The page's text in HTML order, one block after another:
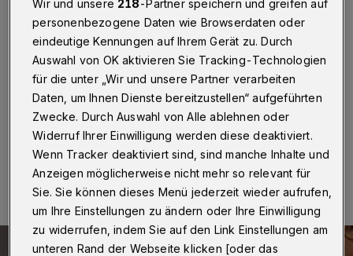
Wuppertal· Die Wuppertaler SPD richtet am Samstag
(21. März 2026) im Forum Langerfeld (Heinrich-Böll-
Straße 240-250) ihren ordentlichen
Unterbezirksparteitag aus.
20.03.2026 , 09:30 Uhr Eine Minute Lesezeit
Wir und unsere 218-Partner speichern und greifen auf
personenbezogene Daten wie Browserdaten oder
eindeutige Kennungen auf Ihrem Gerät zu. Durch
Auswahl von OK aktivieren Sie Tracking-Technologien
für die unter „Wir und unsere Partner verarbeiten
Daten, um Ihnen Dienste bereitzustellen“ aufgeführten
Zwecke. Durch Auswahl von Alle ablehnen oder
Widerruf Ihrer Einwilligung werden diese deaktiviert.
Wenn Tracker deaktiviert sind, sind manche Inhalte und
Anzeigen möglicherweise nicht mehr so relevant für
Sie. Sie können dieses Menü jederzeit wieder aufrufen,
um Ihre Einstellungen zu ändern oder Ihre Einwilligung
zu widerrufen, indem Sie auf den Link Einstellungen am
unteren Rand der Webseite klicken [oder das